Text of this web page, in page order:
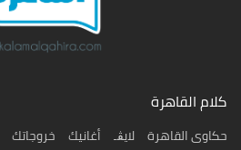
كلام القاهرة
حكاوى القاهرة لايڨـ أغانيك خروجاتك